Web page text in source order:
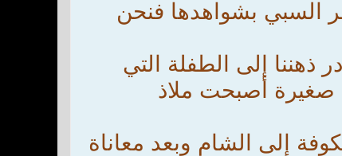
السبي بشواهدها فنحن
ذهننا إلى الطفلة التي
صغيرة أصبحت ملاذ
إلى الشام وبعد معاناة